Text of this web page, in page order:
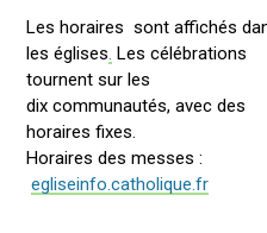
Les horaires sont affichés
les églises. Les célébrations
tournent sur les
dix communautés, avec des
horaires fixes.
Horaires des messes :
egliseinfo.catholique.fr